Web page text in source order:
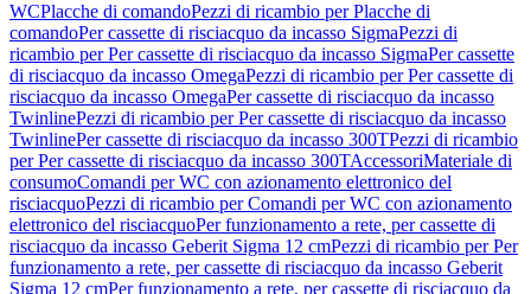
WCPlacche di comandoPezzi di ricambio per Placche di
comandoPer cassette di risciacquo da incasso SigmaPezzi di
ricambio per Per cassette di risciacquo da incasso SigmaPer cassette
di risciacquo da incasso OmegaPezzi di ricambio per Per cassette di
risciacquo da incasso OmegaPer cassette di risciacquo da incasso
TwinlinePezzi di ricambio per Per cassette di risciacquo da incasso
TwinlinePer cassette di risciacquo da incasso 300TPezzi di ricambio
per Per cassette di risciacquo da incasso 300TAccessoriMateriale di
consumoComandi per WC con azionamento elettronico del
risciacquoPezzi di ricambio per Comandi per WC con azionamento
elettronico del risciacquoPer funzionamento a rete, per cassette di
risciacquo da incasso Geberit Sigma 12 cmPezzi di ricambio per Per
funzionamento a rete, per cassette di risciacquo da incasso Geberit
Sigma 12 cmPer funzionamento a rete, per cassette di risciacquo da